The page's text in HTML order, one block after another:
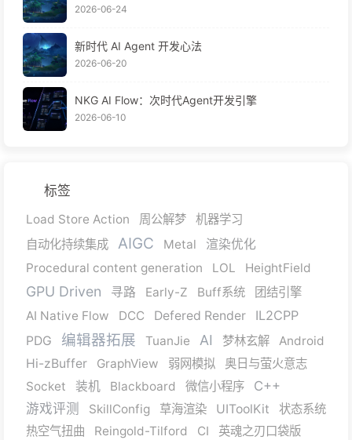
2026-06-24
新时代 AI Agent 开发心法
2026-06-20
NKG AI Flow：次时代Agent开发引擎
2026-06-10
标签
Load Store Action 周公解梦
机器学习
自动化持续集成
AIGC Metal
渲染优化
Procedural content generation
LOL HeightField
GPU Driven 寻路 Early-Z Buff系统
团结引擎
AI Native Flow
DCC Defered Render IL2CPP
PDG 编辑器拓展 TuanJie AI 梦林玄解
Android
Hi-zBuffer
GraphView 弱网模拟
奥日与萤火意志
Socket
装机 Blackboard 微信小程序
C++
游戏评测
SkillConfig 草海渲染 UIToolKit
状态系统
热空气扭曲
Reingold-Tilford CI
英魂之刃口袋版